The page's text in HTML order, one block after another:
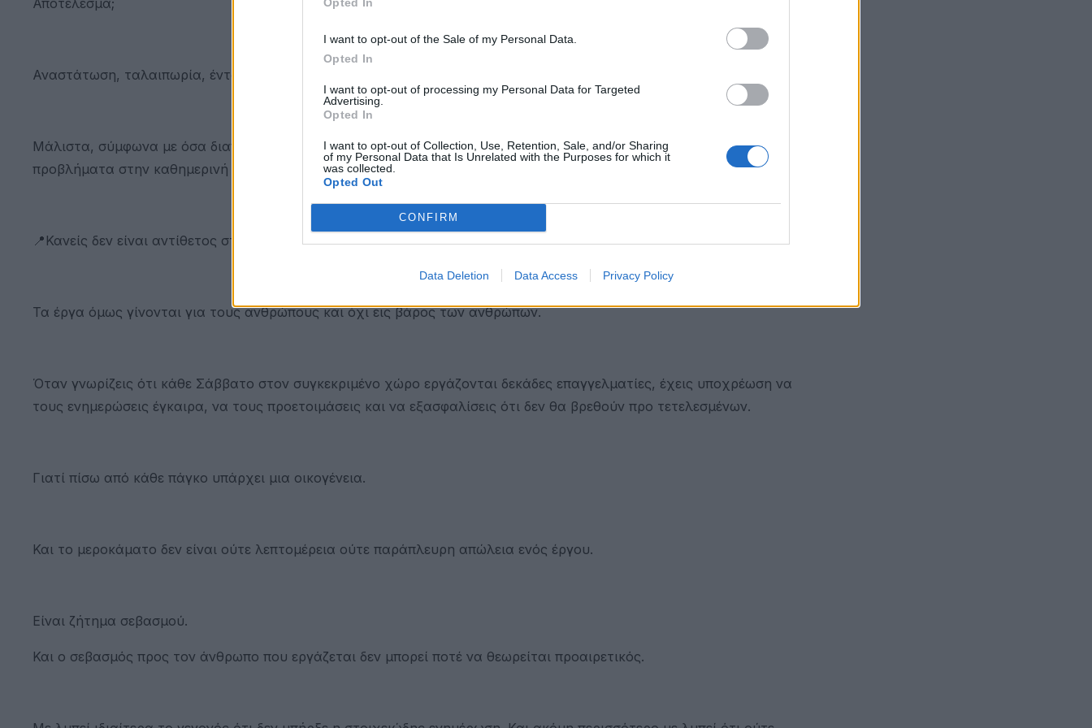
I want to opt-out of the Sale of my Personal Data.
Opted In
I want to opt-out of processing my Personal Data for Targeted
Advertising.
Opted In
I want to opt-out of Collection, Use, Retention, Sale, and/or Sharing
of my Personal Data that Is Unrelated with the Purposes for which it
was collected.
Opted Out
CONFIRM
Data Deletion Data Access Privacy Policy
Αναστάτωση, ταλαιπωρία, ένταση και αβεβαιότητα για το πού και πώς θα αναπτύξουν τη δραστηριότητά τους.
Μάλιστα, σύμφωνα με όσα διαπιστώσαμε, έχει αποξηλωθεί ακόμη και η βρύση του χώρου, δημιουργώντας επιπλέον
προβλήματα στην καθημερινή λειτουργία της αγοράς.
📍Κανείς δεν είναι αντίθετος στα έργα.
Τα έργα όμως γίνονται για τους ανθρώπους και όχι εις βάρος των ανθρώπων.
Όταν γνωρίζεις ότι κάθε Σάββατο στον συγκεκριμένο χώρο εργάζονται δεκάδες επαγγελματίες, έχεις υποχρέωση να
τους ενημερώσεις έγκαιρα, να τους προετοιμάσεις και να εξασφαλίσεις ότι δεν θα βρεθούν προ τετελεσμένων.
Γιατί πίσω από κάθε πάγκο υπάρχει μια οικογένεια.
Και το μεροκάματο δεν είναι ούτε λεπτομέρεια ούτε παράπλευρη απώλεια ενός έργου.
Είναι ζήτημα σεβασμού.
Και ο σεβασμός προς τον άνθρωπο που εργάζεται δεν μπορεί ποτέ να θεωρείται προαιρετικός.